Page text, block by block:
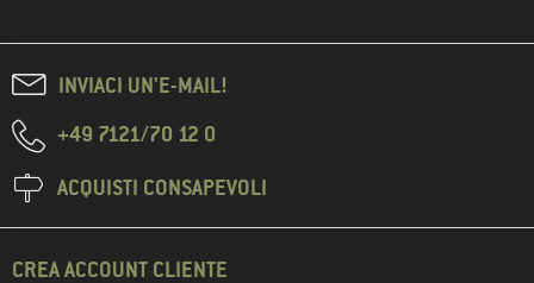
INVIACI UN'E-MAIL!
+49 7121/70 12 0
ACQUISTI CONSAPEVOLI
CREA ACCOUNT CLIENTE